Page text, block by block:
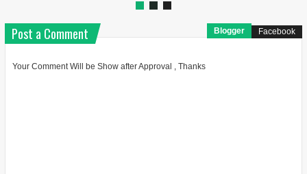
Post a Comment Blogger Facebook
Your Comment Will be Show after Approval , Thanks